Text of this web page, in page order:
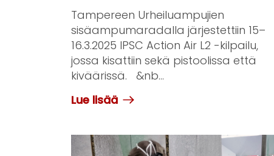
Tampereen Urheiluampujien
sisäampumaradalla järjestettiin 15–
16.3.2025 IPSC Action Air L2 -kilpailu,
jossa kisattiin sekä pistoolissa että
kiväärissä. &nb...
Lue lisää